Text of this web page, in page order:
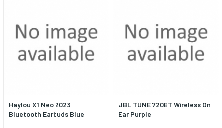
Haylou X1 Neo 2023
Bluetooth Earbuds Blue
JBL TUNE 720BT Wireless On
Ear Purple